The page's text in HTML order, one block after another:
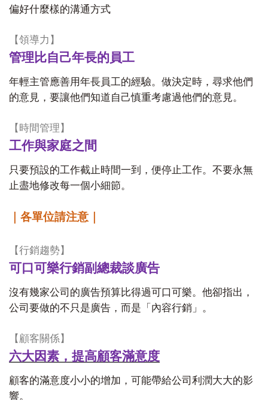
偏好什麼樣的溝通方式
【領導力】
管理比自己年長的員工
年輕主管應善用年長員工的經驗。做決定時，尋求他們
的意見，要讓他們知道自己慎重考慮過他們的意見。
【時間管理】
工作與家庭之間
只要預設的工作截止時間一到，便停止工作。不要永無
止盡地修改每一個小細節。
｜各單位請注意｜
【行銷趨勢】
可口可樂行銷副總裁談廣告
沒有幾家公司的廣告預算比得過可口可樂。他卻指出，
公司要做的不只是廣告，而是「內容行銷」。
【顧客關係】
六大因素，提高顧客滿意度
顧客的滿意度小小的增加，可能帶給公司利潤大大的影
響。